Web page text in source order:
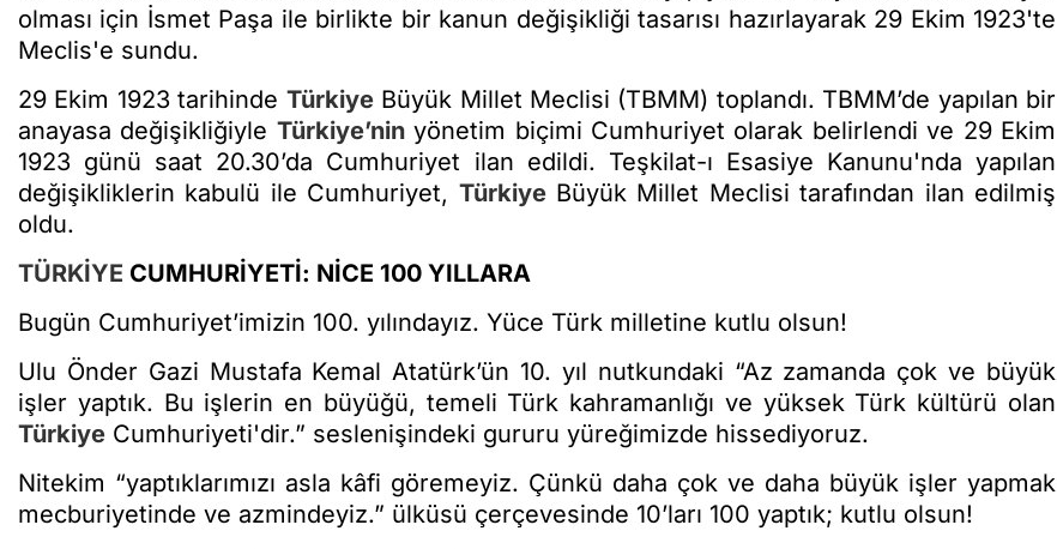
olması için İsmet Paşa ile birlikte bir kanun değişikliği tasarısı hazırlayarak 29 Ekim 1923'te
Meclis'e sundu.
29 Ekim 1923 tarihinde TürkiyeBüyük Millet Meclisi (TBMM) toplandı. TBMM’de yapılan bir
anayasa değişikliğiyle Türkiye’ninyönetim biçimi Cumhuriyet olarak belirlendi ve 29 Ekim
1923 günü saat 20.30’da Cumhuriyet ilan edildi. Teşkilat-ı Esasiye Kanunu'nda yapılan
değişikliklerin kabulü ile Cumhuriyet, TürkiyeBüyük Millet Meclisi tarafından ilan edilmiş
oldu.
TÜRKİYE CUMHURİYETİ: NİCE 100 YILLARA
Bugün Cumhuriyet’imizin 100. yılındayız. Yüce Türk milletine kutlu olsun!
Ulu Önder Gazi Mustafa Kemal Atatürk’ün 10. yıl nutkundaki “Az zamanda çok ve büyük
işler yaptık. Bu işlerin en büyüğü, temeli Türk kahramanlığı ve yüksek Türk kültürü olan
Türkiye Cumhuriyeti'dir.” seslenişindeki gururu yüreğimizde hissediyoruz.
Nitekim “yaptıklarımızı asla kâfi göremeyiz. Çünkü daha çok ve daha büyük işler yapmak
mecburiyetinde ve azmindeyiz.” ülküsü çerçevesinde 10’ları 100 yaptık; kutlu olsun!